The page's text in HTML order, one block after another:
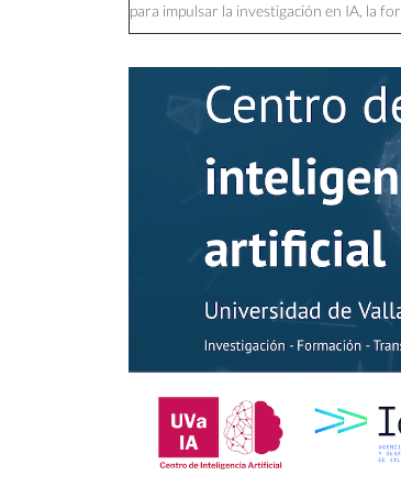
para impulsar la investigación en IA, la